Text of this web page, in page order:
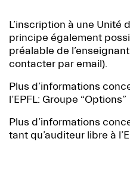
L’inscription à une Unité
principe également
préalable de
contacter par email).
Plus d’informations
l’EPFL: Groupe “Options”
Plus d’informations
tant qu’auditeur libre à